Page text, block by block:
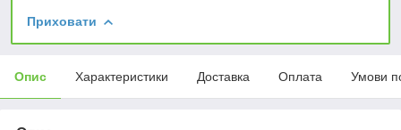
Приховати
Опис Характеристики Доставка Оплата Умови